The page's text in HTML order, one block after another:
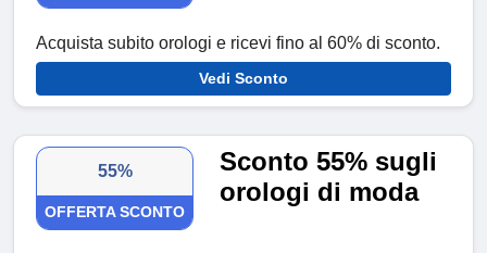
Acquista subito orologi e ricevi fino al 60% di sconto.
Vedi Sconto
55%
OFFERTA SCONTO
Sconto 55% sugli
orologi di moda